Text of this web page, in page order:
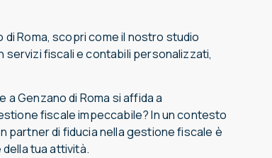
Roma, scopri come il nostro studio
fiscali e contabili personalizzati,
Genzano di Roma si affida a
fiscale impeccabile? In un contesto
partner di fiducia nella gestione fiscale è
tua attività.